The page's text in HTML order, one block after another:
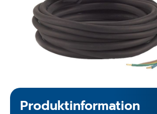
Produktinformation